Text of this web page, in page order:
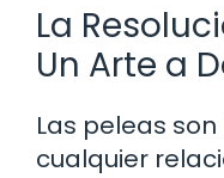
La
Un Arte a
Las peleas
cualquier